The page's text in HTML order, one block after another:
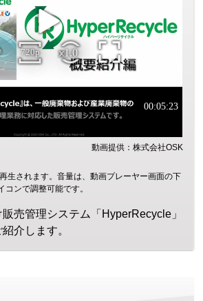
動画提供：株式会社OSK
生されます。音量は、動画プレーヤー画面の下
コンで調整可能です。
売管理システム「HyperRecycle」
介します。